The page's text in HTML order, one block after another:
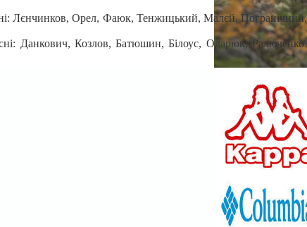
Лєнчинков, Орел, Фаюк, Тенжицький, Малєй, Погранічний,
Данкович, Козлов, Батюшин, Білоус, Одарюк, Ралюченко.